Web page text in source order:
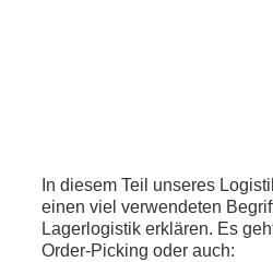
In diesem Teil unseres
einen viel verwendeten
Lagerlogistik erklären. Es
Order-Picking oder auch: